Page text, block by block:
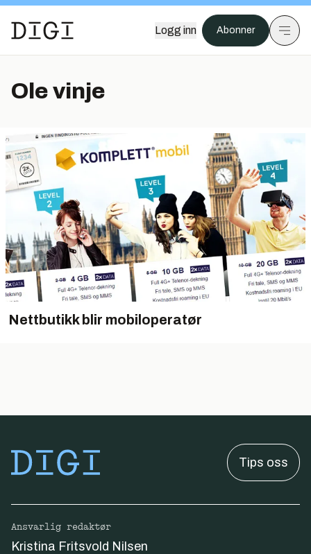
Logg inn Abonner
Ole vinje
Nettbutikk blir mobiloperatør
Tips oss
Ansvarlig redaktør
Kristina Fritsvold Nilsen